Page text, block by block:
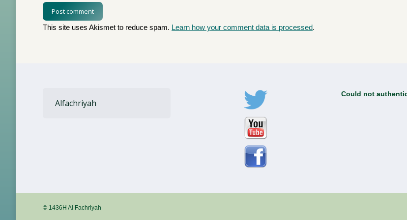
Post comment
This site uses Akismet to reduce spam. Learn how your comment data is processed.
Alfachriyah
Could not
© 1436H Al Fachriyah